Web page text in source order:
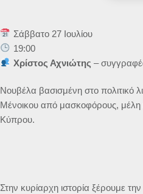
Σάββατο 27 Ιουλίου
19:00
Χρίστος Αχνιώτης –
Νουβέλα βασισμένη στο πολιτικό
Μένοικου από μασκοφόρους, μέλη
Κύπρου.
Στην κυρίαρχη ιστορία ξέρουμε